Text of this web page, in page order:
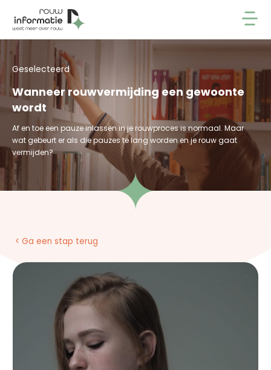
Geselecteerd
Wanneer rouwvermijding een gewoonte
wordt
Af en toe een pauze inlassen in je rouwproces is normaal. Maar
wat gebeurt er als die pauzes te lang worden en je rouw gaat
vermijden?
< Ga een stap terug